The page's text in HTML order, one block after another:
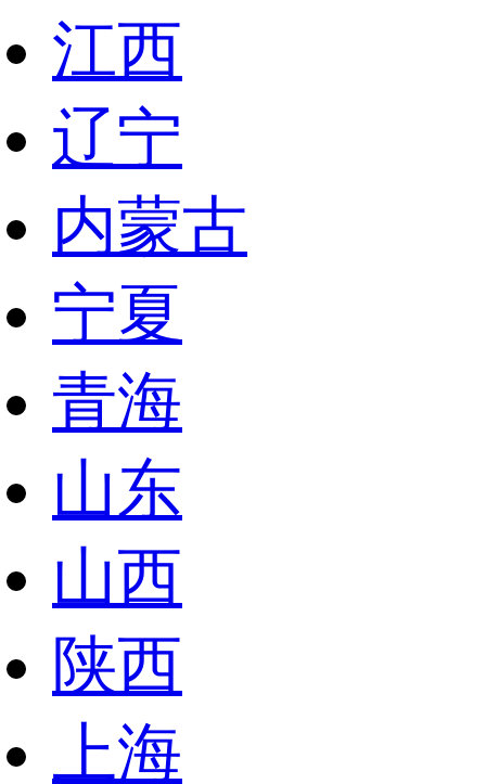
江西
辽宁
内蒙古
宁夏
青海
山东
山西
陕西
上海